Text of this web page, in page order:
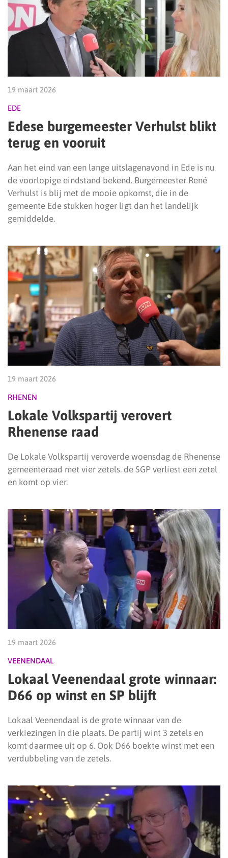
19 maart 2026
EDE
Edese burgemeester Verhulst blikt
terug en vooruit
Aan het eind van een lange uitslagenavond in Ede is nu
de voorlopige eindstand bekend. Burgemeester René
Verhulst is blij met de mooie opkomst, die in de
gemeente Ede stukken hoger ligt dan het landelijk
gemiddelde.
19 maart 2026
RHENEN
Lokale Volkspartij verovert
Rhenense raad
De Lokale Volkspartij veroverde woensdag de Rhenense
gemeenteraad met vier zetels. de SGP verliest een zetel
en komt op vier.
19 maart 2026
VEENENDAAL
Lokaal Veenendaal grote winnaar:
D66 op winst en SP blijft
Lokaal Veenendaal is de grote winnaar van de
verkiezingen in die plaats. De partij wint 3 zetels en
komt daarmee uit op 6. Ook D66 boekte winst met een
verdubbeling van de zetels.